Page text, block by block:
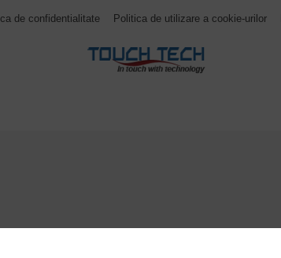
de confidentialitate Politica de utilizare a cookie-urilor